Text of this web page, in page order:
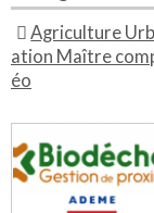
Agriculture
ation Maître
éo